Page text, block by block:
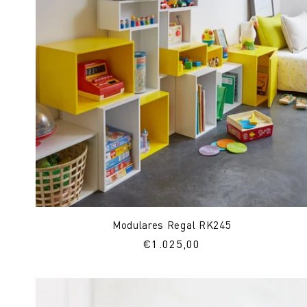
Modulares Regal RK245
Normaler
€1.025,00